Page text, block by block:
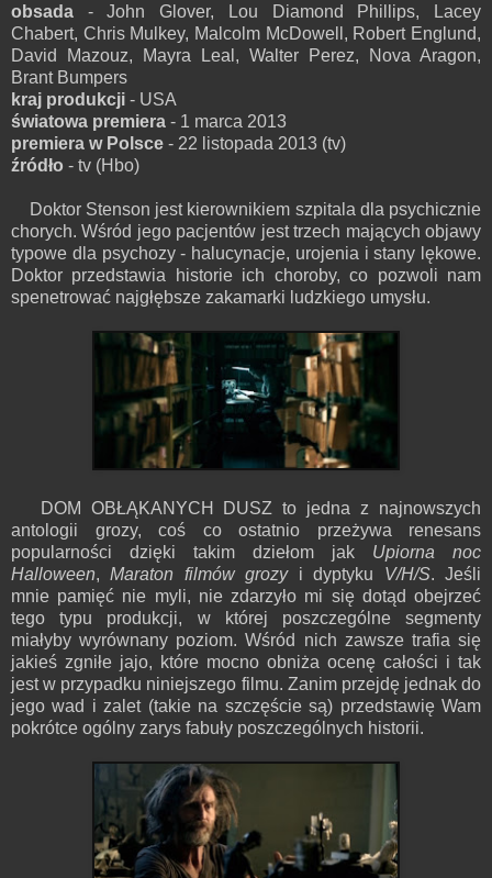
obsada - John Glover, Lou Diamond Phillips, Lacey
Chabert, Chris Mulkey, Malcolm McDowell, Robert Englund,
David Mazouz, Mayra Leal, Walter Perez, Nova Aragon,
Brant Bumpers
kraj produkcji - USA
światowa premiera - 1 marca 2013
premiera w Polsce - 22 listopada 2013 (tv)
źródło - tv (Hbo)
Doktor Stenson jest kierownikiem szpitala dla psychicznie
chorych. Wśród jego pacjentów jest trzech mających objawy
typowe dla psychozy - halucynacje, urojenia i stany lękowe.
Doktor przedstawia historie ich choroby, co pozwoli nam
spenetrować najgłębsze zakamarki ludzkiego umysłu.
DOM OBŁĄKANYCH DUSZ to jedna z najnowszych
antologii grozy, coś co ostatnio przeżywa renesans
popularności dzięki takim dziełom jak Upiorna noc
Halloween,Maraton filmów grozyi dyptyku V/H/S. Jeśli
mnie pamięć nie myli, nie zdarzyło mi się dotąd obejrzeć
tego typu produkcji, w której poszczególne segmenty
miałyby wyrównany poziom. Wśród nich zawsze trafia się
jakieś zgniłe jajo, które mocno obniża ocenę całości i tak
jest w przypadku niniejszego filmu. Zanim przejdę jednak do
jego wad i zalet (takie na szczęście są) przedstawię Wam
pokrótce ogólny zarys fabuły poszczególnych historii.